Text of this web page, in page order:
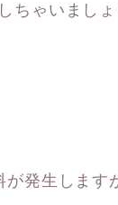
ちゃいまし
発生します